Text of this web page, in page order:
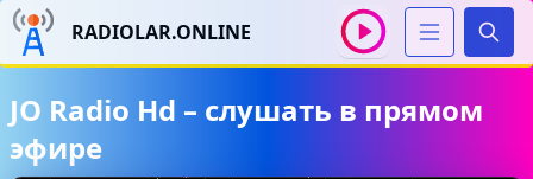
RADIOLAR.ONLINE
JO Radio Hd – слушать в прямом
эфире